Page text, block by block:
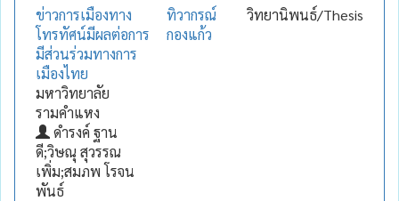
ข่าวการเมืองทาง
โทรทัศน์มีผลต่อการ
มีส่วนร่วมทางการ
เมืองไทย
มหาวิทยาลัย
รามคำแหง
ดำรงค์ ฐาน
ดี;วิษณุ สุวรรณ
เพิ่ม;สมภพ โรจน
พันธ์
ทิวากรณ์
กองแก้ว
วิทยานิพนธ์/Thesis